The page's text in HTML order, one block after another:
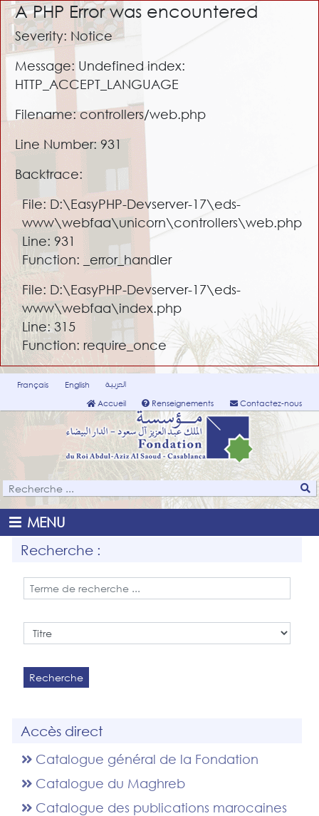
A PHP Error was encountered
Severity: Notice
Message: Undefined index:
HTTP_ACCEPT_LANGUAGE
Filename: controllers/web.php
Line Number: 931
Backtrace:
File: D:\EasyPHP-Devserver-17\eds-
www\webfaa\unicorn\controllers\web.php
Line: 931
Function: _error_handler
File: D:\EasyPHP-Devserver-17\eds-
www\webfaa\index.php
Line: 315
Function: require_once
Français English
العربية
Accueil
Renseignements Contactez-nous
MENU
Recherche :
Recherche
Accès direct
Catalogue général de la Fondation
Catalogue du Maghreb
Catalogue des publications marocaines